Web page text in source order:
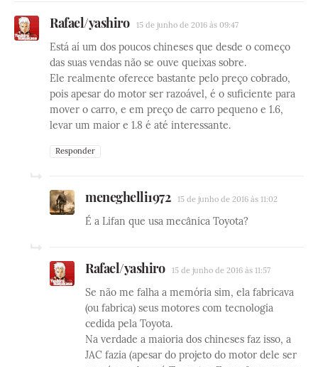
Rafael/yashiro 15 de junho de 2016 às 09:47
Está aí um dos poucos chineses que desde o começo
das suas vendas não se ouve queixas sobre.
Ele realmente oferece bastante pelo preço cobrado,
pois apesar do motor ser razoável, é o suficiente para
mover o carro, e em preço de carro pequeno e 1.6,
levar um maior e 1.8 é até interessante.
Responder
meneghelli1972 15 de junho de 2016 às 11:02
É a Lifan que usa mecânica Toyota?
Rafael/yashiro 15 de junho de 2016 às 11:57
Se não me falha a memória sim, ela fabricava
(ou fabrica) seus motores com tecnologia
cedida pela Toyota.
Na verdade a maioria dos chineses faz isso, a
JAC fazia (apesar do projeto do motor dele ser